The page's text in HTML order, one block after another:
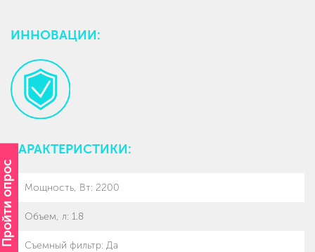
Пройти опрос
ИННОВАЦИИ:
ХАРАКТЕРИСТИКИ:
Мощность, Вт: 2200
Объем, л: 1.8
Съемный фильтр: Да